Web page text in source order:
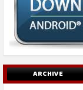
ARCHIVE